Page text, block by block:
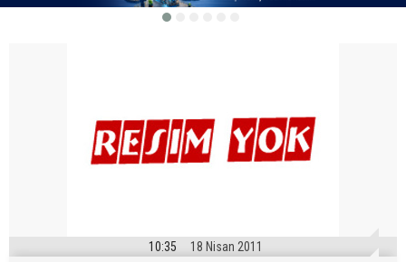
10:35 18 Nisan 2011